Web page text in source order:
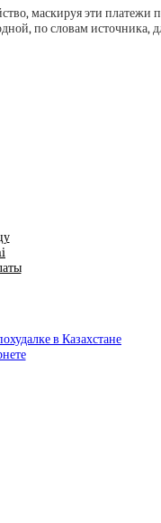
маскируя эти платежи
по словам источника,
в Казахстане